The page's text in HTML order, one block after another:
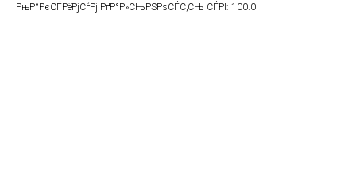
РњР°РєСЃРёРјСѓРј РґР°Р»СЊРЅРѕСЃС‚СЊ СЃРІ: 100.0